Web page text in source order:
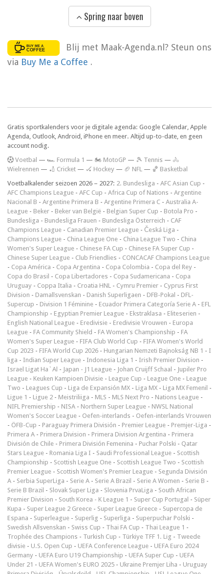
Spring naar boven
Blij met Maak-Agenda.nl? Steun ons
via Buy Me a Coffee .
Gratis sportkalenders voor je digitale agenda: Google Calendar, Apple
Agenda, Outlook, Android, iPhone en meer. Altijd up-to-date, en geen
account nodig.
Voetbal — 🏎️ Formula 1 — 🏍 MotoGP — 🎾 Tennis — 🚴
Wielrennen — 🏏 Cricket — 🏑 Hockey — 🏈 NFL — 🏀 Basketbal
Voetbalkalender seizoen 2026 – 2027: 2. Bundesliga - AFC Asian Cup -
AFC Champions League - AFC Cup - Africa Cup of Nations - Argentine
Nacional B - Argentine Primera B - Argentine Primera C - Australia A-
League - Beker - Beker van België - Belgian Super Cup - Botola Pro -
Bundesliga - Bundesliga Frauen - Bundesliga Österreich - CAF
Champions League - Canadian Premier League - Česká Liga -
Champions League - China League One - China League Two - China
Women's Super League - Chinese FA Cup - Chinese FA Super Cup -
Chinese Super League - Club Friendlies - CONCACAF Champions League
- Copa América - Copa Argentina - Copa Colombia - Copa del Rey -
Copa do Brasil - Copa Libertadores - Copa Sudamericana - Copa
Uruguay - Coppa Italia - Croatia HNL - Cymru Premier - Cyprus First
Division - Damallsvenskan - Danish Superligaen - DFB-Pokal - DFL-
Supercup - Division 1 Féminine - Ecuador Primera Categoría Serie A - EFL
Championship - Egyptian Premier League - Ekstraklasa - Eliteserien -
English National League - Eredivisie - Eredivisie Vrouwen - Europa
League - FA Community Shield - FA Women's Championship - FA
Women's Super League - FIFA Club World Cup - FIFA Women's World
Cup 2023 - FIFA World Cup 2026 - Hungarian Nemzeti Bajnokság NB 1 - I
liga - Indian Super League - Indonesia Liga 1 - Irish Premier Division -
Israel Ligat Ha`Al - Japan - J1 League - Johan Cruijff Schaal - Jupiler Pro
League - Keuken Kampioen Divisie - League Cup - League One - League
Two - Leagues Cup - Liga de Expansión MX - Liga MX - Liga MX Femenil -
Ligue 1 - Ligue 2 - Meistriliiga - MLS - MLS Next Pro - Nations League -
NIFL Premiership - NISA - Northern Super League - NWSL National
Women's Soccer League - Oefen-interlands - Oefen-interlands Vrouwen
- ÖFB-Cup - Paraguay Primera División - Premier League - Premjer-Liga -
Primera A - Primera Division - Primera Division Argentina - Primera
División de Chile - Primera División Femenina - Puchar Polski - Qatar
Stars League - Romania Liga I - Saudi Professional League - Scottish
Championship - Scottish League One - Scottish League Two - Scottish
Premier League - Scottish Women's Premier League - Segunda División
A - Serbia SuperLiga - Serie A - Serie A Brazil - Serie A Women - Serie B -
Serie B Brazil - Slovak Super Liga - Slovenia PrvaLiga - South African
Premier Division - South Korea - K League 1 - Super Cup Portugal - Süper
Kupa - Super League 2 Greece - Super League Greece - Supercopa de
Espana - Superleague - Superlig - Superliga - Superpuchar Polski -
Swedish Allsvenskan - Swiss Cup - Thai FA Cup - Thai League 1 -
Trophée des Champions - Turkish Cup - Türkiye TFF 1. Lig - Tweede
divisie - U.S. Open Cup - UEFA Conference League - UEFA Euro 2024
Germany - UEFA Euro U19 Championship - UEFA Super Cup - UEFA
Under 21 - UEFA Women's EURO 2025 - Ukraine Premjer Liha - Uruguay